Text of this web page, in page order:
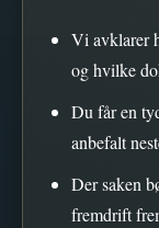
Vi avklarer
og hvilke
Du får en
anbefalt
Der saken
fremdrift